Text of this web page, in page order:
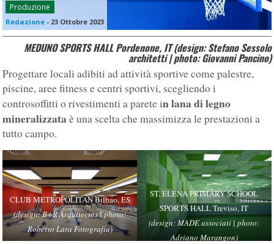
Produzione
Redazione - 23 Ottobre 2023
MEDUNO SPORTS HALL Pordenone, IT (design: Stefano Sessolo
architetti | photo: Giovanni Pancino)
Progettare locali adibiti ad attività sportive come palestre,
piscine, aree fitness e centri sportivi, scegliendo i
controsoffitti o rivestimenti a parete in lana di legno
mineralizzataè una scelta che massimizza le prestazioni a
tutto campo.
CLUB METROPOLITAN Bilbao, ES
(design: B+R Arquitectos | photo:
Roberto Lara Fotografía)
ST. ELENA PRIMARY SCHOOL
SPORTS HALL Treviso, IT
(design: MADE associati | photo:
Adriano Marangon)